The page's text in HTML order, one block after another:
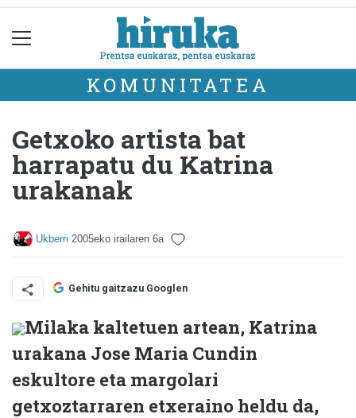
KOMUNITATEA
Getxoko artista bat
harrapatu du Katrina
urakanak
Ukberri 2005eko irailaren 6a
Gehitu gaitzazu Googlen
Milaka kaltetuen artean, Katrina
urakana Jose Maria Cundin
eskultore eta margolari
getxoztarraren etxeraino heldu da,